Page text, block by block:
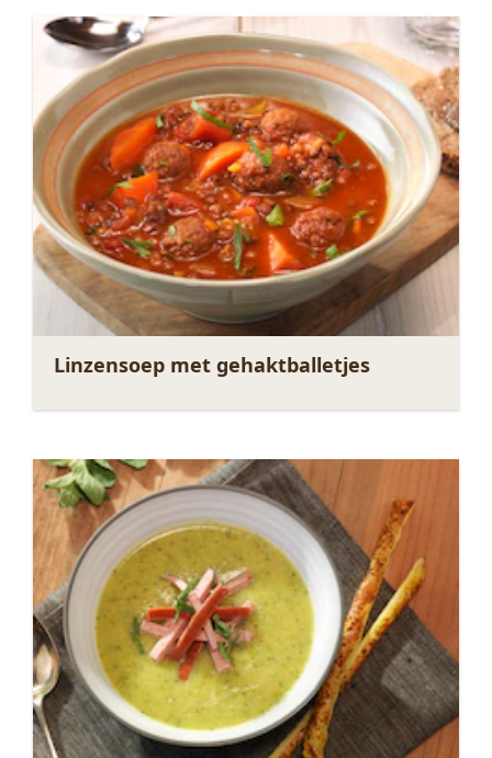
Linzensoep met gehaktballetjes